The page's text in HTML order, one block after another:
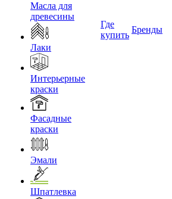
Масла для
древесины
Лаки
Интерьерные
краски
Фасадные
краски
Эмали
Шпатлевка
Где
купить
Бренды